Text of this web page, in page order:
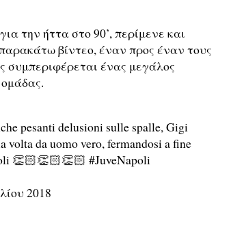
την ήττα στο 90’, περίμενε και
βίντεο, έναν προς έναν τους
συμπεριφέρεται ένας μεγάλος
pesanti delusioni sulle spalle, Gigi
volta da uomo vero, fermandosi a fine
👏🏻👏🏻👏🏻 #JuveNapoli
2018